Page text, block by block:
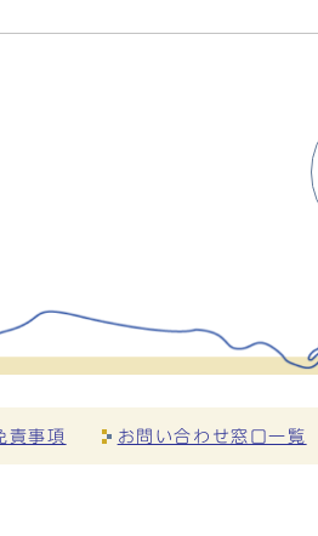
責事項 お問い合わせ窓口一覧